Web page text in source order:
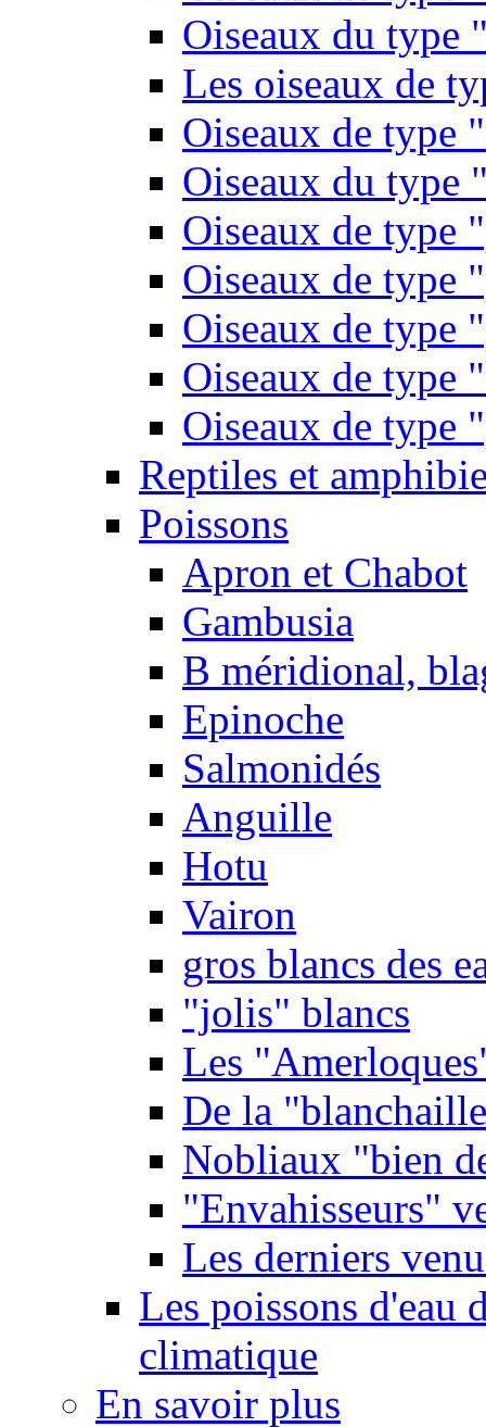
Oiseaux du type
Les oiseaux de
Oiseaux de type
Oiseaux du type
Oiseaux de type
Oiseaux de type
Oiseaux de type
Oiseaux de type
Oiseaux de type
Reptiles et
Poissons
Apron et Chabot
Gambusia
B méridional,
Epinoche
Salmonidés
Anguille
Hotu
Vairon
gros blancs des
"jolis" blancs
Les
De la
Nobliaux "bien
"Envahisseurs"
Les derniers
Les poissons d'eau
climatique
En savoir plus